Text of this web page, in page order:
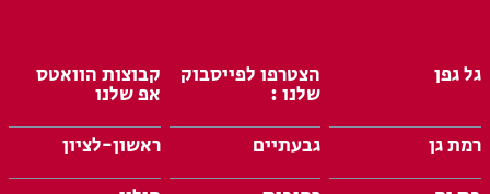
גל גפן הצטרפו לפייסבוק
שלנו :
קבוצות הוואטס
אפ שלנו
רמת גן
גבעתיים
ראשון-לציון